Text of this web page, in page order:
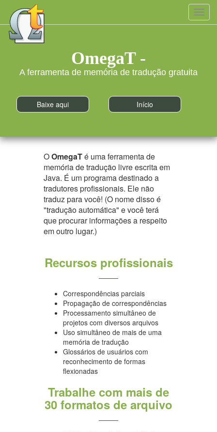
OmegaT -
A ferramenta de memória de tradução gratuita
Baixe aqui Início
OOmegaTé uma ferramenta de
memória de tradução livre escrita em
Java. É um programa destinado a
tradutores profissionais. Ele não
traduz para você! (O nome disso é
"tradução automática" e você terá
que procurar informações a respeito
em outro lugar.)
Recursos profissionais
Correspondências parciais
Propagação de correspondências
Processamento simultâneo de
projetos com diversos arquivos
Uso simultâneo de mais de uma
memória de tradução
Glossários de usuários com
reconhecimento de formas
flexionadas
Trabalhe com mais de
30 formatos de arquivo